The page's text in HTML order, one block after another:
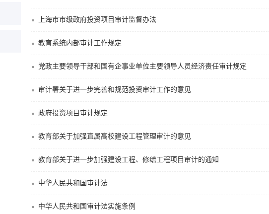
上海市市级政府投资项目审计监督办法
教育系统内部审计工作规定
党政主要领导干部和国有企事业单位主要领导人员经济责任审计规定
审计署关于进一步完善和规范投资审计工作的意见
政府投资项目审计规定
教育部关于加强直属高校建设工程管理审计的意见
教育部关于进一步加强建设工程、修缮工程项目审计的通知
中华人民共和国审计法
中华人民共和国审计法实施条例